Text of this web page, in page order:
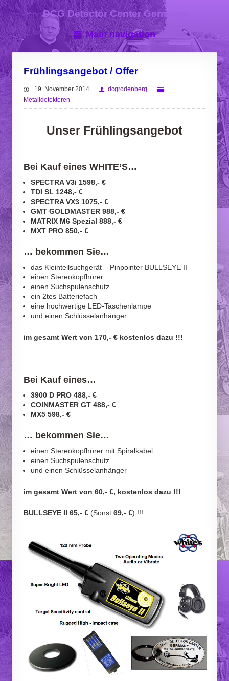
DCG Detector Center Germany
Main navigation
Frühlingsangebot / Offer
19. November 2014
dcgrodenberg
Metalldetektoren
Unser Frühlingsangebot
Bei Kauf eines WHITE’S…
SPECTRA V3i 1598,- €
TDI SL 1248,- €
SPECTRA VX3 1075,- €
GMT GOLDMASTER 988,- €
MATRIX M6 Spezial 888,- €
MXT PRO850,- €
… bekommen Sie…
das Kleinteilsuchgerät – Pinpointer BULLSEYE II
einen Stereokopfhörer
einen Suchspulenschutz
ein 2tes Batteriefach
eine hochwertige LED-Taschenlampe
und einen Schlüsselanhänger
im gesamt Wert von 170,- € kostenlos dazu !!!
Bei Kauf eines…
3900 D PRO 488,- €
COINMASTER GT 488,- €
MX5 598,- €
… bekommen Sie…
einen Stereokopfhörer mit Spiralkabel
einen Suchspulenschutz
und einen Schlüsselanhänger
im gesamt Wert von 60,- €, kostenlos dazu !!!
BULLSEYE II 65,- € (Sonst 69,- €) !!!